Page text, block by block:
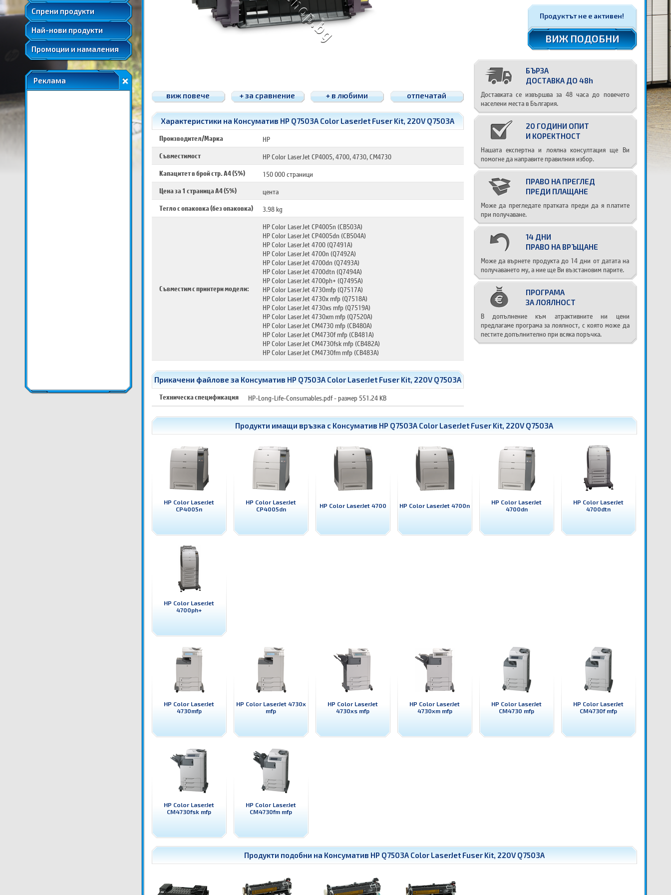
Спрени продукти
Удължени и допълнителни гаранции
Най-нови продукти
Промоции и намаления
Реклама
Продуктът не е активен!
ВИЖ ПОДОБНИ
БЪРЗА
ДОСТАВКА ДО 48h
Доставката се извършва за 48 часа до повечето
населени места в България.
20 ГОДИНИ ОПИТ
И КОРЕКТНОСТ
Нашата експертна и лоялна консултация ще Ви
помогне да направите правилния избор.
ПРАВО НА ПРЕГЛЕД
ПРЕДИ ПЛАЩАНЕ
Може да прегледате пратката преди да я платите
при получаване.
14 ДНИ
ПРАВО НА ВРЪЩАНЕ
Може да върнете продукта до 14 дни от датата на
получаването му, а ние ще Ви възстановим парите.
ПРОГРАМА
ЗА ЛОЯЛНОСТ
В допълнение към атрактивните ни цени
предлагаме програма за лоялност, с която може да
пестите допълнително при всяка поръчка.
виж повече + за сравнение + в любими отпечатай
Характеристики на Консуматив HP Q7503A Color LaserJet Fuser Kit, 220V Q7503A
Производител/Марка
HP
Съвместимост
HP Color LaserJet CP4005, 4700, 4730, CM4730
Капацитет в брой стр. A4 (5%)
150 000 страници
Цена за 1 страница A4 (5%)
цента
Тегло с опаковка (без опаковка)
3.98 kg
Съвместим с принтери модели:
HP Color LaserJet CP4005n (CB503A)
HP Color LaserJet CP4005dn (CB504A)
HP Color LaserJet 4700 (Q7491A)
HP Color LaserJet 4700n (Q7492A)
HP Color LaserJet 4700dn (Q7493A)
HP Color LaserJet 4700dtn (Q7494A)
HP Color LaserJet 4700ph+ (Q7495A)
HP Color LaserJet 4730mfp (Q7517A)
HP Color LaserJet 4730x mfp (Q7518A)
HP Color LaserJet 4730xs mfp (Q7519A)
HP Color LaserJet 4730xm mfp (Q7520A)
HP Color LaserJet CM4730 mfp (CB480A)
HP Color LaserJet CM4730f mfp (CB481A)
HP Color LaserJet CM4730fsk mfp (CB482A)
HP Color LaserJet CM4730fm mfp (CB483A)
Прикачени файлове за Консуматив HP Q7503A Color LaserJet Fuser Kit, 220V Q7503A
Техническа спецификация HP-Long-Life-Consumables.pdf- размер 551.24 KB
Продукти имащи връзка с Консуматив HP Q7503A Color LaserJet Fuser Kit, 220V Q7503A
HP Color LaserJet
CP4005n
HP Color LaserJet
CP4005dn
HP Color LaserJet 4700 HP Color LaserJet 4700n
HP Color LaserJet
4700dn
HP Color LaserJet
4700dtn
HP Color LaserJet
4700ph+
HP Color LaserJet
4730mfp
HP Color LaserJet 4730x
mfp
HP Color LaserJet
4730xs mfp
HP Color LaserJet
4730xm mfp
HP Color LaserJet
CM4730 mfp
HP Color LaserJet
CM4730f mfp
HP Color LaserJet
CM4730fsk mfp
HP Color LaserJet
CM4730fm mfp
Продукти подобни на Консуматив HP Q7503A Color LaserJet Fuser Kit, 220V Q7503A